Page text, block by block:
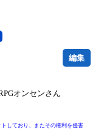
編集
オンセンさん
しており、またその権利を侵害